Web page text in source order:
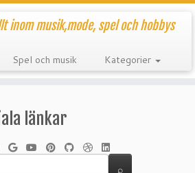
inom musik,mode, spel och hobbys
Spel och musik Kategorier
länkar